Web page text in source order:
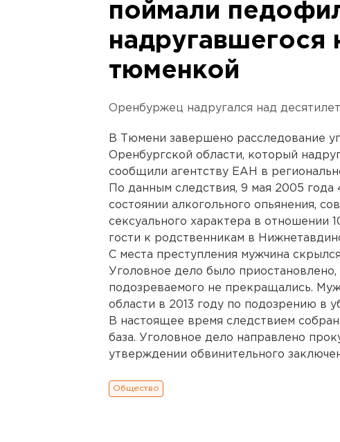
поймали
надругавшегося
тюменкой
Оренбуржец надругался над
В Тюмени завершено расследование
Оренбургской области, который
сообщили агентству ЕАН в
По данным следствия, 9 мая 2005 года
состоянии алкогольного опьянения,
сексуального характера в отношении
гости к родственникам в
С места преступления мужчина
Уголовное дело было
подозреваемого не прекращались.
области в 2013 году по подозрению в
В настоящее время следствием
база. Уголовное дело направлено
утверждении обвинительного
Общество